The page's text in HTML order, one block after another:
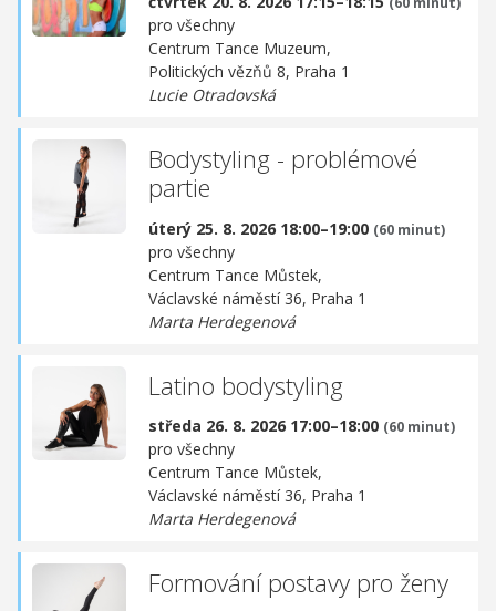
pro všechny
Centrum Tance Muzeum,
Politických vězňů 8, Praha 1
Lucie Otradovská
Bodystyling - problémové
partie
úterý 25. 8. 2026 18:00–19:00 (60 minut)
pro všechny
Centrum Tance Můstek,
Václavské náměstí 36, Praha 1
Marta Herdegenová
Latino bodystyling
středa 26. 8. 2026 17:00–18:00 (60 minut)
pro všechny
Centrum Tance Můstek,
Václavské náměstí 36, Praha 1
Marta Herdegenová
Formování postavy pro ženy